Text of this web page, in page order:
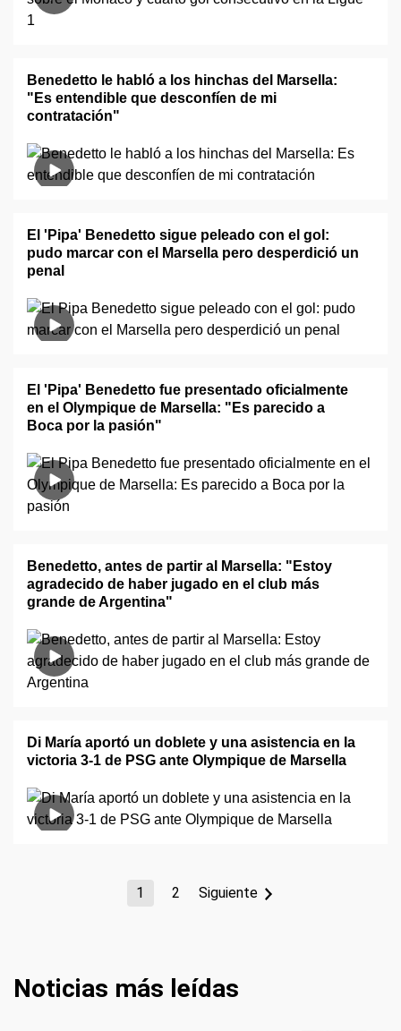
Benedetto le habló a los hinchas del Marsella:
"Es entendible que desconfíen de mi
contratación"
El 'Pipa' Benedetto sigue peleado con el gol:
pudo marcar con el Marsella pero desperdició un
penal
El 'Pipa' Benedetto fue presentado oficialmente
en el Olympique de Marsella: "Es parecido a
Boca por la pasión"
Benedetto, antes de partir al Marsella: "Estoy
agradecido de haber jugado en el club más
grande de Argentina"
Di María aportó un doblete y una asistencia en la
victoria 3-1 de PSG ante Olympique de Marsella
1 2 Siguiente
Noticias más leídas